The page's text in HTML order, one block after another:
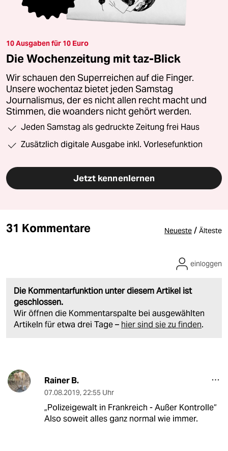
10 Ausgaben für 10 Euro
Die Wochenzeitung mit taz-Blick
Wir schauen den Superreichen auf die Finger.
Unsere wochentaz bietet jeden Samstag
Journalismus, der es nicht allen recht macht und
Stimmen, die woanders nicht gehört werden.
Jeden Samstag als gedruckte Zeitung frei Haus
Zusätzlich digitale Ausgabe inkl. Vorlesefunktion
Jetzt kennenlernen
31 Kommentare Neueste / Älteste
Die Kommentarfunktion unter diesem Artikel ist
geschlossen.
Wir öffnen die Kommentarspalte bei ausgewählten
Artikeln für etwa drei Tage – hier sind sie zu finden.
einloggen
Rainer B.
07.08.2019, 22:55 Uhr
„Polizeigewalt in Frankreich - Außer Kontrolle“
Also soweit alles ganz normal wie immer.